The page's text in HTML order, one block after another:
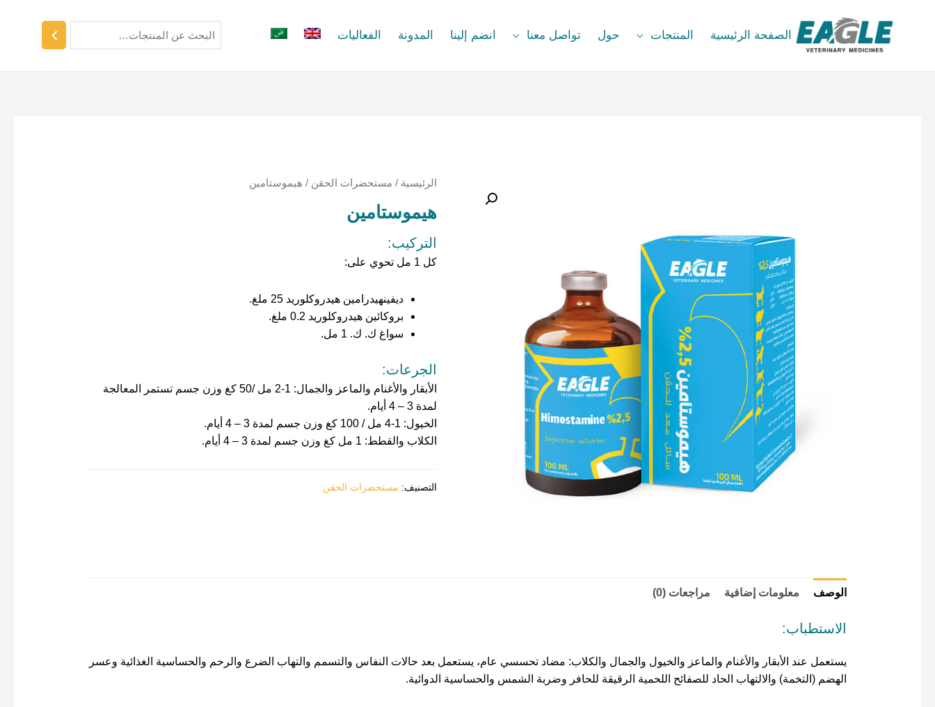
الصفحة الرئيسية المنتجات حول تواصل معنا انضم إلينا المدونة الفعاليات
الرئيسية / مستحضرات الحقن / هيموستامين
هيموستامين
التركيب:
كل 1 مل تحوي على:
ديفينهيدرامين هيدروكلوريد 25 ملغ.
بروكائين هيدروكلوريد 0.2 ملغ.
سواغ ك. ك. 1 مل.
الجرعات:
الأبقار والأغنام والماعز والجمال: 1-2 مل /50 كغ وزن جسم تستمر المعالجة
لمدة 3 – 4 أيام.
الخيول: 1-4 مل / 100 كغ وزن جسم لمدة 3 – 4 أيام.
الكلاب والقطط: 1 مل كغ وزن جسم لمدة 3 – 4 أيام.
التصنيف: مستحضرات الحقن
الوصف معلومات إضافية مراجعات (0)
الاستطباب:
يستعمل عند الأبقار والأغنام والماعز والخيول والجمال والكلاب: مضاد تحسسي عام، يستعمل بعد حالات النفاس والتسمم والتهاب الضرع والرحم والحساسية الغذائية وعسر
الهضم (التخمة) والالتهاب الحاد للصفائح اللحمية الرقيقة للحافر وضربة الشمس والحساسية الدوائية.